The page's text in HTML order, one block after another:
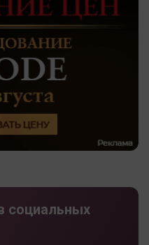
социальных